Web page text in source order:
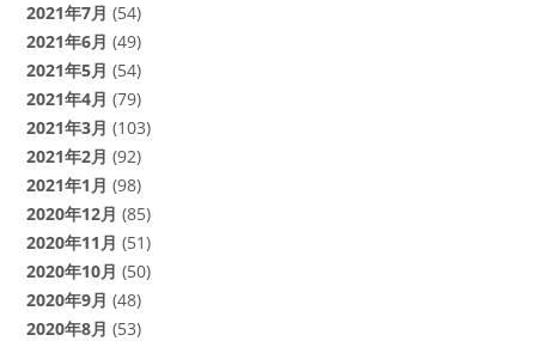
2021年7月 (54)
2021年6月 (49)
2021年5月 (54)
2021年4月 (79)
2021年3月 (103)
2021年2月 (92)
2021年1月 (98)
2020年12月 (85)
2020年11月 (51)
2020年10月 (50)
2020年9月 (48)
2020年8月 (53)